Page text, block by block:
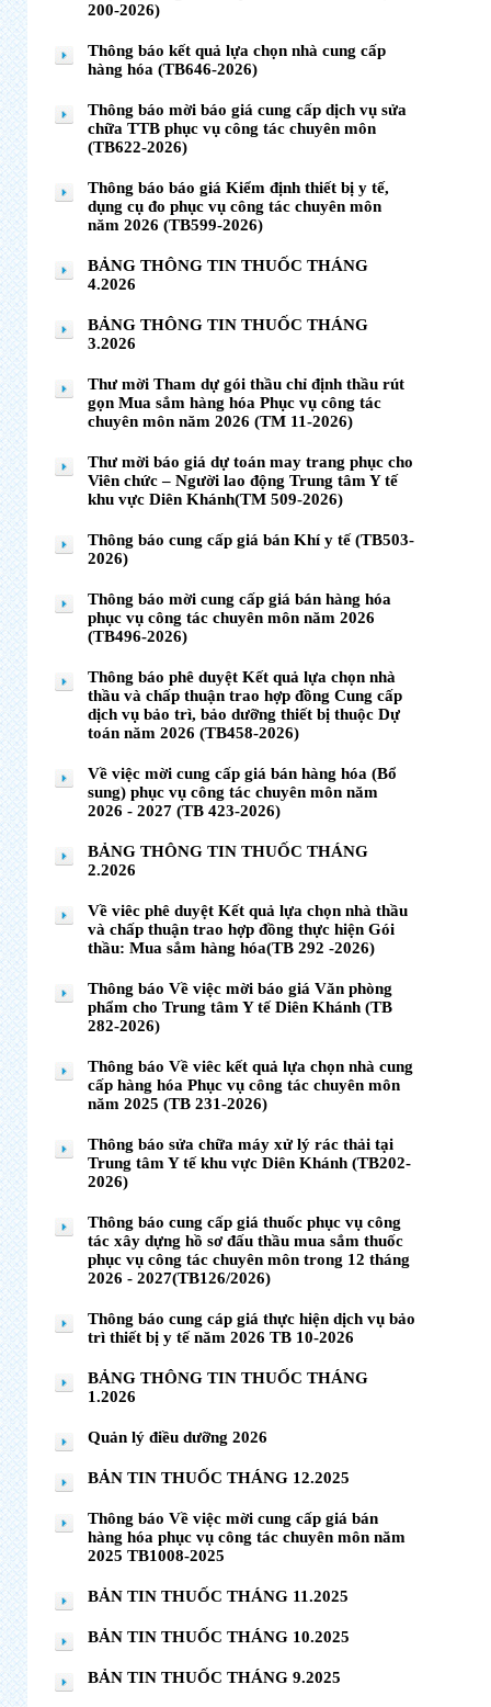
200-2026)
Thông báo kết quả lựa chọn nhà cung cấp
hàng hóa (TB646-2026)
Thông báo mời báo giá cung cấp dịch vụ sửa
chữa TTB phục vụ công tác chuyên môn
(TB622-2026)
Thông báo báo giá Kiểm định thiết bị y tế,
dụng cụ đo phục vụ công tác chuyên môn
năm 2026 (TB599-2026)
BẢNG THÔNG TIN THUỐC THÁNG
4.2026
BẢNG THÔNG TIN THUỐC THÁNG
3.2026
Thư mời Tham dự gói thầu chỉ định thầu rút
gọn Mua sắm hàng hóa Phục vụ công tác
chuyên môn năm 2026 (TM 11-2026)
Thư mời báo giá dự toán may trang phục cho
Viên chức – Người lao động Trung tâm Y tế
khu vực Diên Khánh(TM 509-2026)
Thông báo cung cấp giá bán Khí y tế (TB503-
2026)
Thông báo mời cung cấp giá bán hàng hóa
phục vụ công tác chuyên môn năm 2026
(TB496-2026)
Thông báo phê duyệt Kết quả lựa chọn nhà
thầu và chấp thuận trao hợp đồng Cung cấp
dịch vụ bảo trì, bảo dưỡng thiết bị thuộc Dự
toán năm 2026 (TB458-2026)
Về việc mời cung cấp giá bán hàng hóa (Bổ
sung) phục vụ công tác chuyên môn năm
2026 - 2027 (TB 423-2026)
BẢNG THÔNG TIN THUỐC THÁNG
2.2026
Về viêc phê duyệt Kết quả lựa chọn nhà thầu
và chấp thuận trao hợp đồng thực hiện Gói
thầu: Mua sắm hàng hóa(TB 292 -2026)
Thông báo Về việc mời báo giá Văn phòng
phẩm cho Trung tâm Y tế Diên Khánh (TB
282-2026)
Thông báo Về viêc kết quả lựa chọn nhà cung
cấp hàng hóa Phục vụ công tác chuyên môn
năm 2025 (TB 231-2026)
Thông báo sửa chữa máy xử lý rác thải tại
Trung tâm Y tế khu vực Diên Khánh (TB202-
2026)
Thông báo cung cấp giá thuốc phục vụ công
tác xây dựng hồ sơ đấu thầu mua sắm thuốc
phục vụ công tác chuyên môn trong 12 tháng
2026 - 2027(TB126/2026)
Thông báo cung cáp giá thực hiện dịch vụ bảo
trì thiết bị y tế năm 2026 TB 10-2026
BẢNG THÔNG TIN THUỐC THÁNG
1.2026
Quản lý điều dưỡng 2026
BẢN TIN THUỐC THÁNG 12.2025
Thông báo Về việc mời cung cấp giá bán
hàng hóa phục vụ công tác chuyên môn năm
2025 TB1008-2025
BẢN TIN THUỐC THÁNG 11.2025
BẢN TIN THUỐC THÁNG 10.2025
BẢN TIN THUỐC THÁNG 9.2025